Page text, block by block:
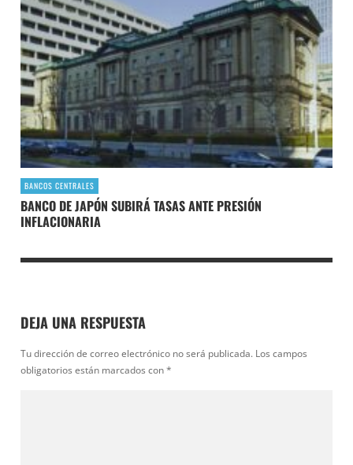
BANCOS CENTRALES
BANCO DE JAPÓN SUBIRÁ TASAS ANTE PRESIÓN
INFLACIONARIA
DEJA UNA RESPUESTA
Tu dirección de correo electrónico no será publicada. Los campos
obligatorios están marcados con*